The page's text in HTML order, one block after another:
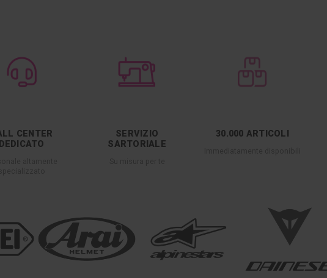
CENTER
SERVIZIO
SARTORIALE
30.000 ARTICOLI